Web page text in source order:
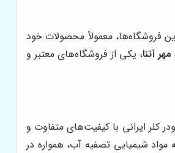
فروشگاه‌ها، معمولاً محصولات خود
آتنا، یکی از فروشگاه‌های معتبر و
کلر ایرانی با کیفیت‌های متفاوت و
شیمیایی تصفیه آب، همواره در